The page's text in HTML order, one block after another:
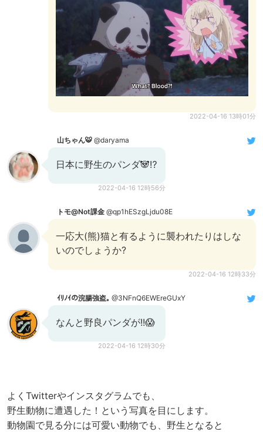
2022-04-16 13時01分
山ちゃん🐯 @daryama
日本に野生のパンダ🐼⁉️
2022-04-16 12時56分
トモ@Not課金 @qp1hESzgLjdu08E
一応大(熊)猫と有るように襲われたりはしな
いのでしょうか?
2022-04-16 12時33分
ｲﾘﾉｲの浣腸強盗｡ @3NFnQ6EWEreGUxY
なんと野良パンダが!!😱
2022-04-16 12時30分
よくTwitterやインスタグラムでも、
野生動物に遭遇した！という写真を目にします。
動物園で見る分には可愛い動物でも、野生となると